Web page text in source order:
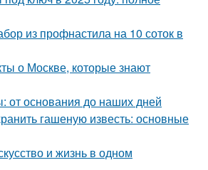
из профнастила на 10 соток в
о Москве, которые знают
от основания до наших дней
гашеную известь: основные
и жизнь в одном